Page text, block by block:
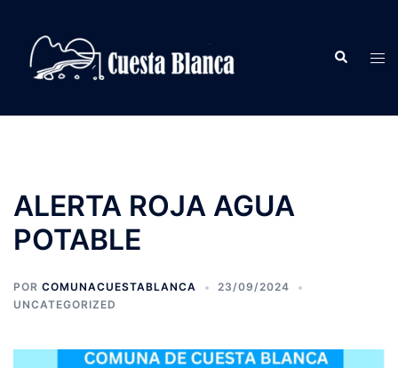
contenido
Buscar
ALERTA ROJA AGUA
POTABLE
POR COMUNACUESTABLANCA
23/09/2024
UNCATEGORIZED